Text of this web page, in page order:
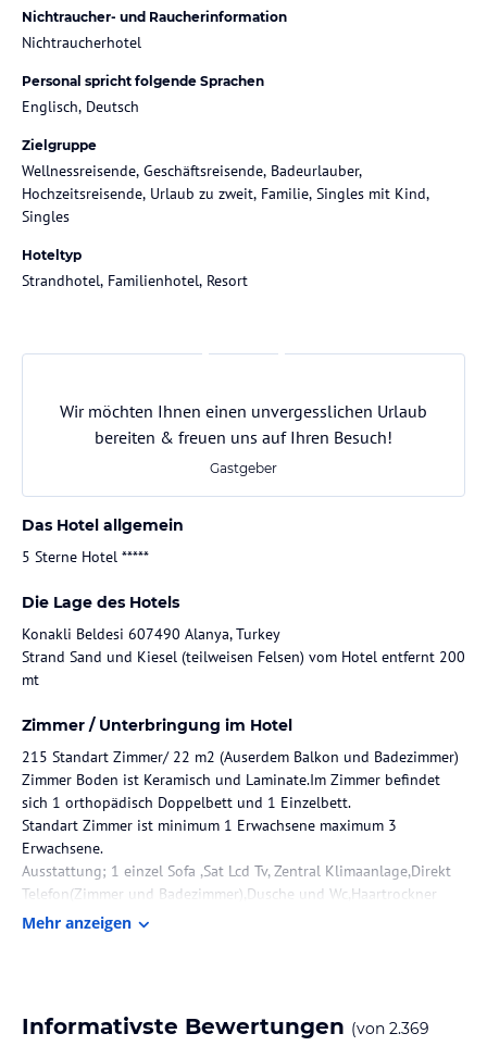
Nichtraucher- und Raucherinformation
Nichtraucherhotel
Personal spricht folgende Sprachen
Englisch, Deutsch
Zielgruppe
Wellnessreisende, Geschäftsreisende, Badeurlauber,
Hochzeitsreisende, Urlaub zu zweit, Familie, Singles mit Kind,
Singles
Hoteltyp
Strandhotel, Familienhotel, Resort
Wir möchten Ihnen einen unvergesslichen Urlaub
bereiten & freuen uns auf Ihren Besuch!
Gastgeber
Das Hotel allgemein
5 Sterne Hotel *****
Die Lage des Hotels
Konakli Beldesi 607490 Alanya, Turkey
Strand Sand und Kiesel (teilweisen Felsen) vom Hotel entfernt 200
mt
Zimmer / Unterbringung im Hotel
215 Standart Zimmer/ 22 m2 (Auserdem Balkon und Badezimmer)
Zimmer Boden ist Keramisch und Laminate.Im Zimmer befindet
sich 1 orthopädisch Doppelbett und 1 Einzelbett.
Standart Zimmer ist minimum 1 Erwachsene maximum 3
Erwachsene.
Ausstattung; 1 einzel Sofa ,Sat Lcd Tv, Zentral Klimaanlage,Direkt
Telefon(Zimmer und Badezimmer),Dusche und Wc,Haartrockner
Mietsafe,Minibar und Balkon.
Keramisch und Laminate.Im Zimmer befindet sich
Mehr anzeigen
Informativste Bewertungen (von 2.369